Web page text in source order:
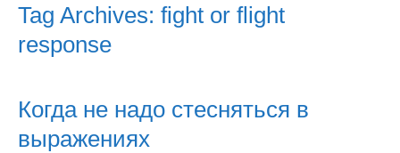
Tag Archives: fight or flight
response
Когда не надо стесняться в
выражениях